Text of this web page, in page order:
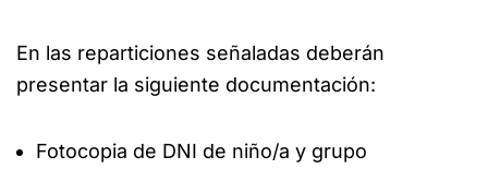
En las reparticiones señaladas deberán
presentar la siguiente documentación:
Fotocopia de DNI de niño/a y grupo